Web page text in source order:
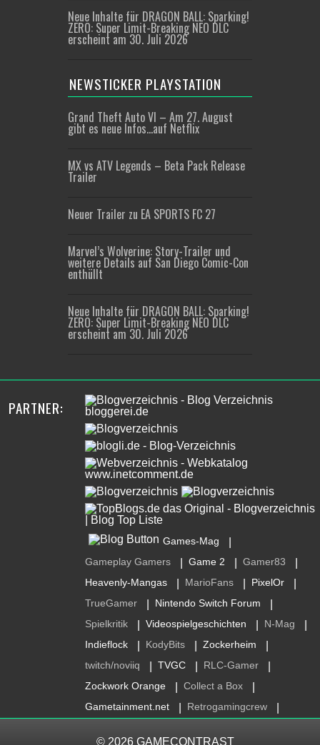
Neue Inhalte für DRAGON BALL: Sparking!
ZERO: Super Limit-Breaking NEO DLC
erscheint am 30. Juli 2026
NEWSTICKER PLAYSTATION
Grand Theft Auto VI – Am 27. August
gibt es neue Infos…auf Netflix
MX vs ATV Legends – Beta Pack Release
Trailer
Neuer Trailer zu EA SPORTS FC 27
Marvel’s Wolverine: Story-Trailer und
weitere Details auf San Diego Comic-Con
enthüllt
Neue Inhalte für DRAGON BALL: Sparking!
ZERO: Super Limit-Breaking NEO DLC
erscheint am 30. Juli 2026
PARTNER:
Games-Mag
Gameplay Gamers Game 2 Gamer83
Heavenly-Mangas MarioFans PixelOr
TrueGamer Nintendo Switch Forum
Spielkritik Videospielgeschichten N-Mag
Indieflock KodyBits Zockerheim
twitch/noviiq TVGC RLC-Gamer
Zockwork Orange Collect a Box
Gametainment.net Retrogamingcrew
© 2026 GAMECONTRAST